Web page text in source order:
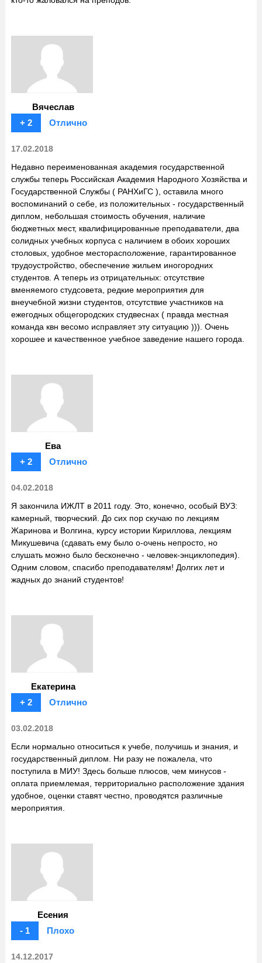
Вячеслав
+ 2
Отлично
17.02.2018
Недавно переименованная академия государственной
службы теперь Российская Академия Народного Хозяйства и
Государственной Службы ( РАНХиГС ), оставила много
воспоминаний о себе, из положительных - государственный
диплом, небольшая стоимость обучения, наличие
бюджетных мест, квалифицированные преподаватели, два
солидных учебных корпуса с наличием в обоих хороших
столовых, удобное месторасположение, гарантированное
трудоустройство, обеспечение жильем иногородних
студентов. А теперь из отрицательных: отсутствие
вменяемого студсовета, редкие мероприятия для
внеучебной жизни студентов, отсутствие участников на
ежегодных общегородских студвеснах ( правда местная
команда квн весомо исправляет эту ситуацию ))). Очень
хорошее и качественное учебное заведение нашего города.
Ева
+ 2
Отлично
04.02.2018
Я закончила ИЖЛТ в 2011 году. Это, конечно, особый ВУЗ:
камерный, творческий. До сих пор скучаю по лекциям
Жаринова и Волгина, курсу истории Кириллова, лекциям
Микушевича (сдавать ему было о-очень непросто, но
слушать можно было бесконечно - человек-энциклопедия).
Одним словом, спасибо преподавателям! Долгих лет и
жадных до знаний студентов!
Екатерина
+ 2
Отлично
03.02.2018
Если нормально относиться к учебе, получишь и знания, и
государственный диплом. Ни разу не пожалела, что
поступила в МИУ! Здесь больше плюсов, чем минусов -
оплата приемлемая, территориально расположение здания
удобное, оценки ставят честно, проводятся различные
мероприятия.
Есения
- 1
Плохо
14.12.2017